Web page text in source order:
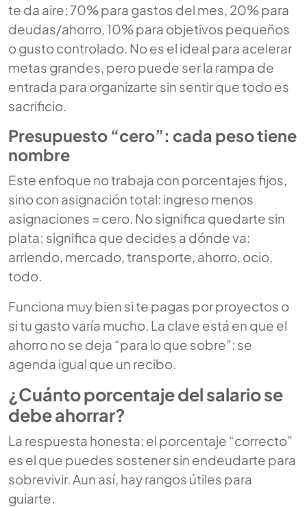
te da aire: 70% para gastos del mes, 20% para
deudas/ahorro, 10% para objetivos pequeños
o gusto controlado. No es el ideal para acelerar
metas grandes, pero puede ser la rampa de
entrada para organizarte sin sentir que todo es
sacrificio.
Presupuesto “cero”: cada peso tiene
nombre
Este enfoque no trabaja con porcentajes fijos,
sino con asignación total: ingreso menos
asignaciones = cero. No significa quedarte sin
plata; significa que decides a dónde va:
arriendo, mercado, transporte, ahorro, ocio,
todo.
Funciona muy bien si te pagas por proyectos o
si tu gasto varía mucho. La clave está en que el
ahorro no se deja “para lo que sobre”: se
agenda igual que un recibo.
¿Cuánto porcentaje del salario se
debe ahorrar?
La respuesta honesta: el porcentaje “correcto”
es el que puedes sostener sin endeudarte para
sobrevivir. Aun así, hay rangos útiles para
guiarte.